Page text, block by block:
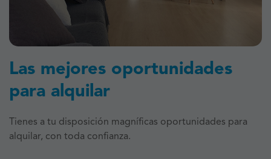
Las mejores oportunidades
para alquilar
Tienes a tu disposición magníficas oportunidades para
alquilar, con toda confianza.